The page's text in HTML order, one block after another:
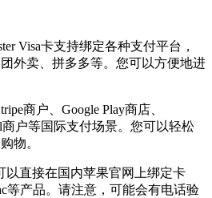
Visa卡支持绑定各种支付平台，
外卖、拼多多等。您可以方便地进
商户、Google Play商店、
商户等国际支付场景。您可以轻松
物。
以直接在国内苹果官网上绑定卡
等产品。请注意，可能会有电话验